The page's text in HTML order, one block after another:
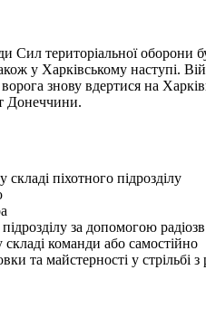
Сил територіальної
у Харківському наступі.
ворога знову вдертися на
Донеччини.
піхотного підрозділу
за допомогою
команди або самостійно
та майстерності у стрільбі з